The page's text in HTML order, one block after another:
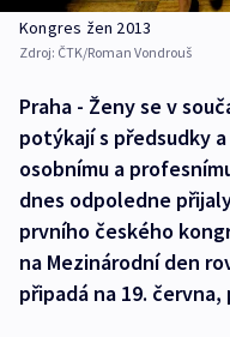
Kongres žen 2013
Zdroj: ČTK/Roman Vondrouš
Praha - Ženy se v
potýkají s předsudky
osobnímu a
dnes odpoledne
prvního českého
na Mezinárodní den
připadá na 19.